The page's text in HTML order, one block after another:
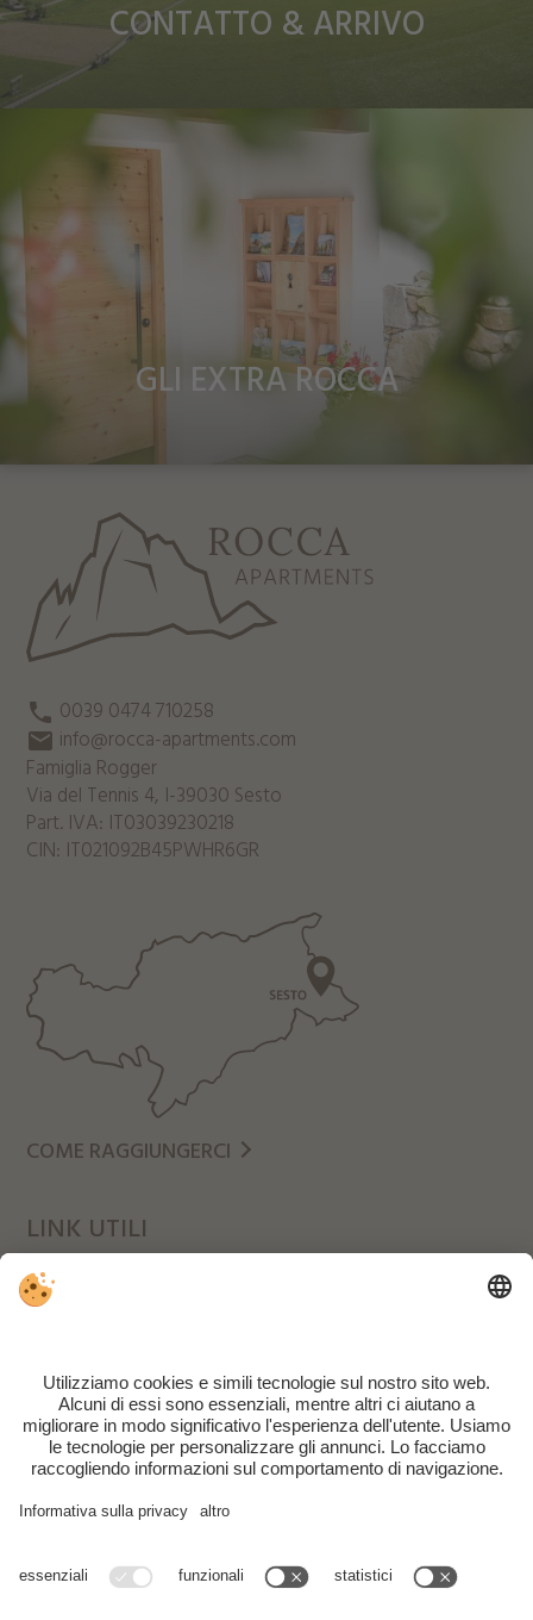
CONTATTO & ARRIVO
GLI EXTRA ROCCA
LINK UTILI
Meteo
local_phone 0039 0474 710258
mail info@rocca-apartments.com
Famiglia Rogger
Via del Tennis 4, I-39030 Sesto
Part. IVA: IT03039230218
CIN: IT021092B45PWHR6GR
COME RAGGIUNGERCI